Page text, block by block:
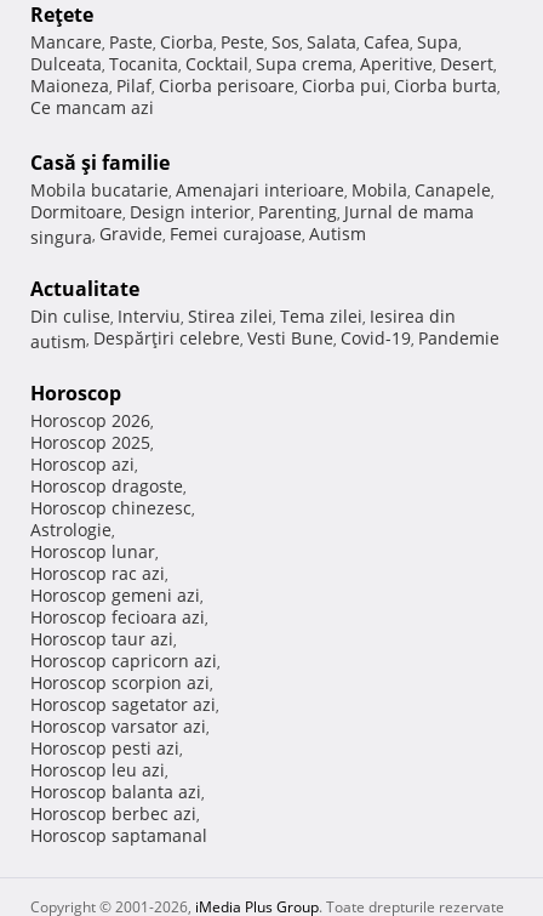
Reţete
Mancare, Paste, Ciorba, Peste, Sos, Salata, Cafea, Supa,
Dulceata, Tocanita, Cocktail, Supa crema, Aperitive, Desert,
Maioneza, Pilaf, Ciorba perisoare, Ciorba pui, Ciorba burta,
Ce mancam azi
Casă şi familie
Mobila bucatarie, Amenajari interioare, Mobila, Canapele,
Dormitoare, Design interior, Parenting, Jurnal de mama
singura, Gravide, Femei curajoase, Autism
Actualitate
Din culise, Interviu, Stirea zilei, Tema zilei, Iesirea din
autism, Despărţiri celebre, Vesti Bune, Covid-19, Pandemie
Horoscop
Horoscop 2026,
Horoscop 2025,
Horoscop azi,
Horoscop dragoste,
Horoscop chinezesc,
Astrologie,
Horoscop lunar,
Horoscop rac azi,
Horoscop gemeni azi,
Horoscop fecioara azi,
Horoscop taur azi,
Horoscop capricorn azi,
Horoscop scorpion azi,
Horoscop sagetator azi,
Horoscop varsator azi,
Horoscop pesti azi,
Horoscop leu azi,
Horoscop balanta azi,
Horoscop berbec azi,
Horoscop saptamanal
Copyright © 2001-2026, iMedia Plus Group. Toate drepturile rezervate